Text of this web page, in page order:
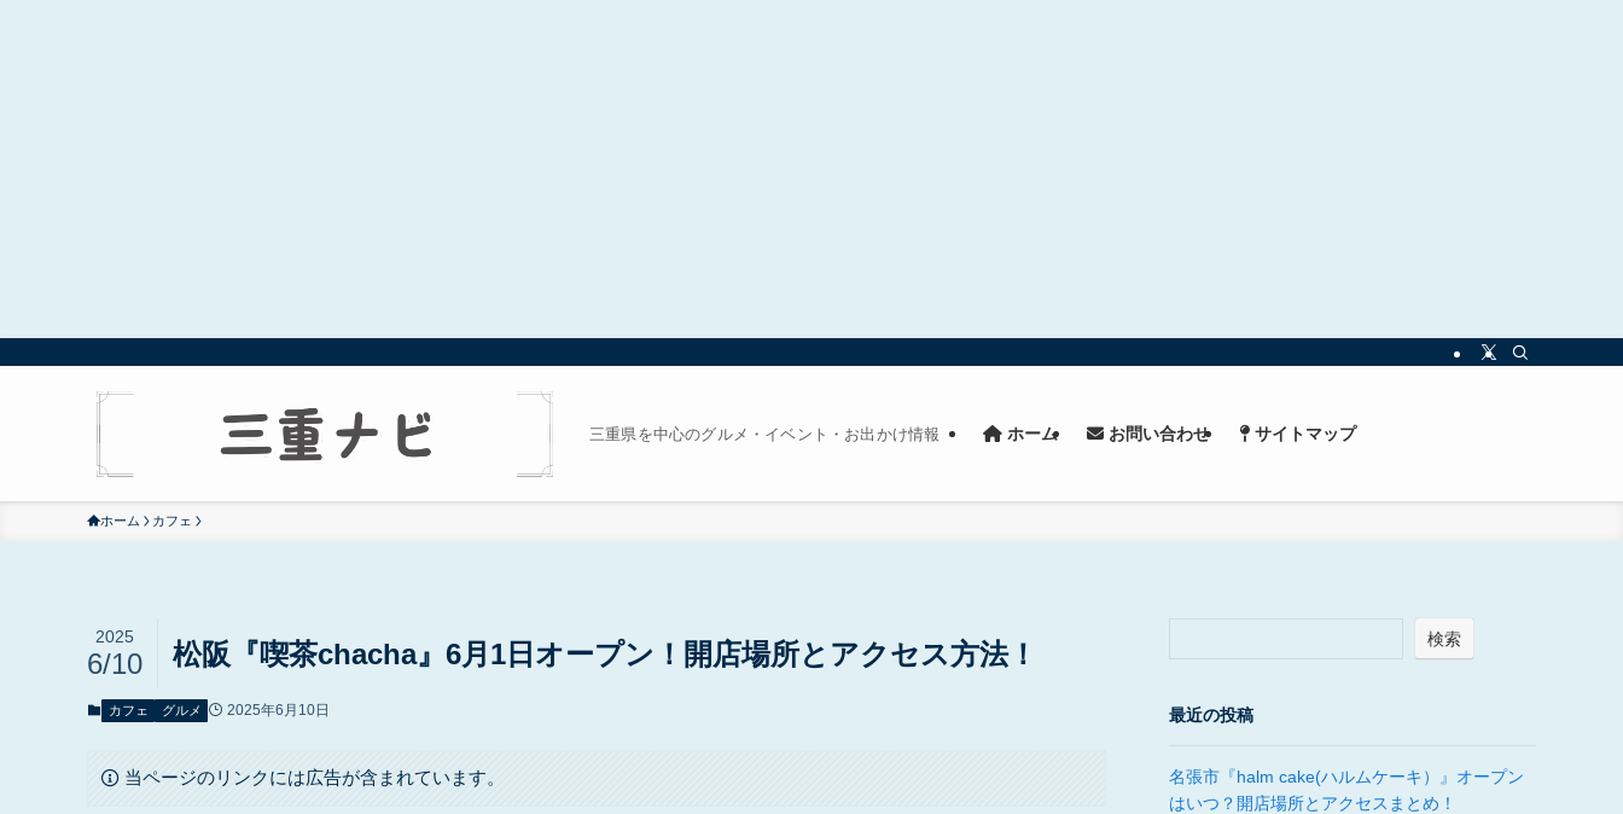
三重県を中心のグルメ・イベント・お出かけ情報 ホーム お問い合わせ サイトマップ
ホーム カフェ
松阪『喫茶chacha』6月1日オープン！開店場所とアクセス方法！
2025
6/10
カフェ グルメ 2025年6月10日
当ページのリンクには広告が含まれています。
検索
最近の投稿
名張市『halm cake(ハルムケーキ）』オープン
はいつ？開店場所とアクセスまとめ！